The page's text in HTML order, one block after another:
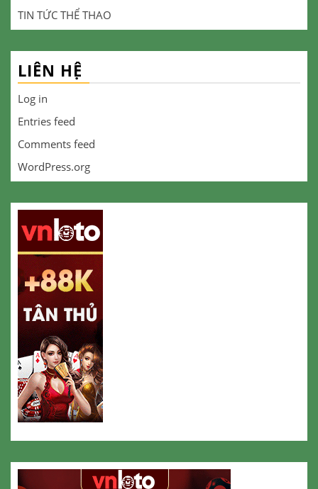
TIN TỨC THỂ THAO
LIÊN HỆ
Log in
Entries feed
Comments feed
WordPress.org